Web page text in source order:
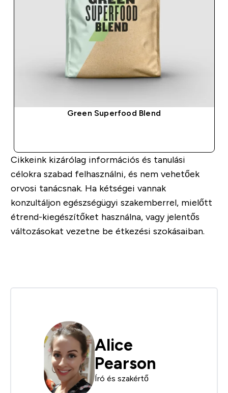
Green Superfood Blend
Cikkeink kizárólag információs és tanulási
célokra szabad felhasználni, és nem vehetőek
orvosi tanácsnak. Ha kétségei vannak
konzultáljon egészségügyi szakemberrel, mielőtt
étrend-kiegészítőket használna, vagy jelentős
változásokat vezetne be étkezési szokásaiban.
Alice
Pearson
Író és szakértő